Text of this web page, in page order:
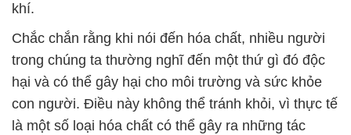
khí.
Chắc chắn rằng khi nói đến hóa chất, nhiều người
trong chúng ta thường nghĩ đến một thứ gì đó độc
hại và có thể gây hại cho môi trường và sức khỏe
con người. Điều này không thể tránh khỏi, vì thực tế
là một số loại hóa chất có thể gây ra những tác